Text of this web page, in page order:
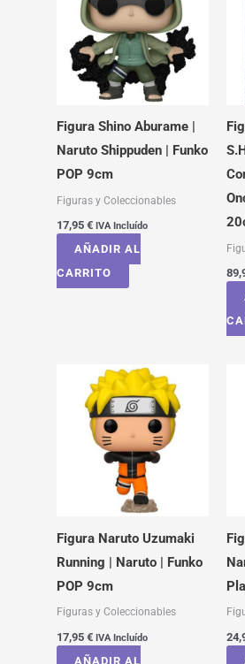
Figura Shino Aburame |
Naruto Shippuden | Funko
POP 9cm
Figuras y Coleccionables
17,95 € IVA Incluído
AÑADIR AL
CARRITO
Figura Naruto Uzumaki
Running | Naruto | Funko
POP 9cm
Figuras y Coleccionables
17,95 € IVA Incluído
AÑADIR AL